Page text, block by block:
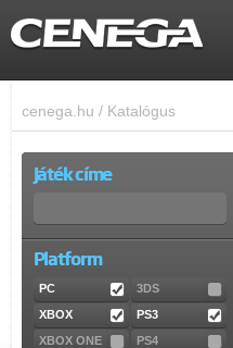
cenega.hu / Katalógus
Játék címe
Platform
PC
3DS
XBOX
PS3
XBOX ONE
PS4